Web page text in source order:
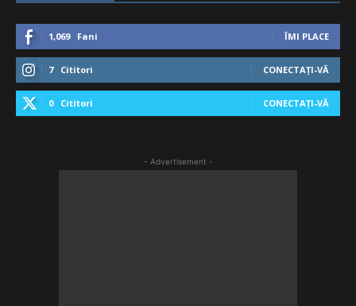
1,069 Fani ÎMI PLACE
7 Cititori CONECTAȚI-VĂ
0 Cititori CONECTAȚI-VĂ
- Advertisement -